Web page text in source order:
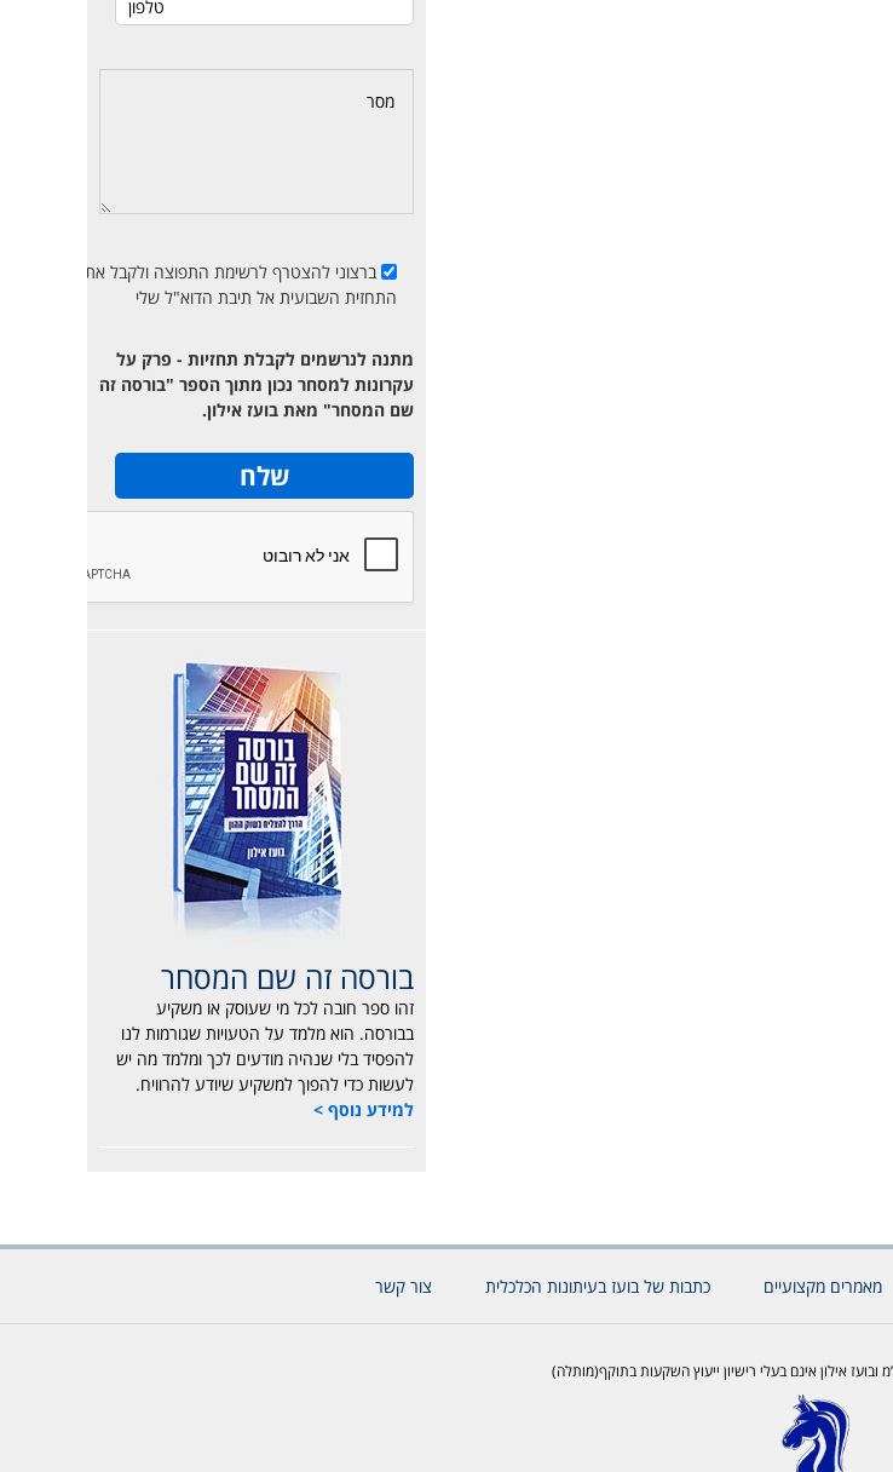
ברצוני להצטרף לרשימת התפוצה ולקבל את
התחזית השבועית אל תיבת הדוא"ל שלי
מתנה לנרשמים לקבלת תחזיות - פרק על
עקרונות למסחר נכון מתוך הספר "בורסה זה
שם המסחר" מאת בועז אילון.
בורסה זה שם המסחר
זהו ספר חובה לכל מי שעוסק או משקיע
בבורסה. הוא מלמד על הטעויות שגורמות לנו
להפסיד בלי שנהיה מודעים לכך ומלמד מה יש
לעשות כדי להפוך למשקיע שיודע להרוויח.
למידע נוסף >
מאמרים מקצועיים כתבות של בועז בעיתונות הכלכלית צור קשר